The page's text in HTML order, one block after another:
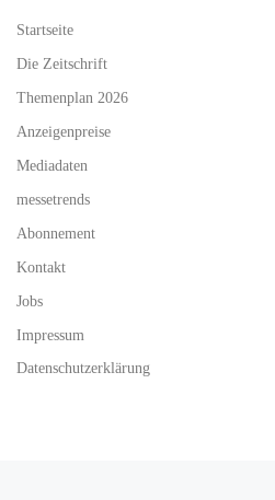
Startseite
Die Zeitschrift
Themenplan 2026
Anzeigenpreise
Mediadaten
messetrends
Abonnement
Kontakt
Jobs
Impressum
Datenschutzerklärung